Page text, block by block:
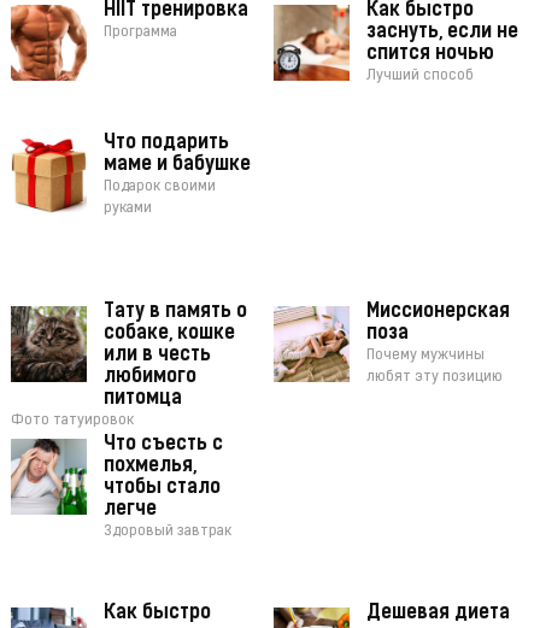
HIIT тренировка
Программа
Как быстро
заснуть, если не
спится ночью
Лучший способ
Что подарить
маме и бабушке
Подарок своими
руками
Тату в память о
собаке, кошке
или в честь
любимого
питомца
Фото татуировок
Миссионерская
поза
Почему мужчины
любят эту позицию
Что съесть с
похмелья,
чтобы стало
легче
Здоровый завтрак
Как быстро
Дешевая диета